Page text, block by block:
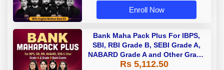
Enroll Now
Bank Maha Pack Plus For IBPS,
SBI, RBI Grade B, SEBI Grade A,
NABARD Grade A and Other Grade
A & Grade B Bank Exams
Rs 5,112.50